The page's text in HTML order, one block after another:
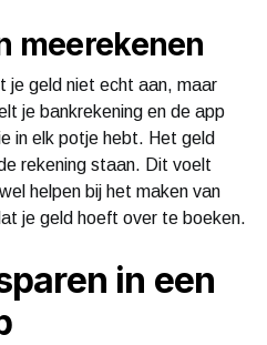
meerekenen
je geld niet echt aan, maar
je bankrekening en de app
in elk potje hebt. Het geld
rekening staan. Dit voelt
helpen bij het maken van
je geld hoeft over te boeken.
in een